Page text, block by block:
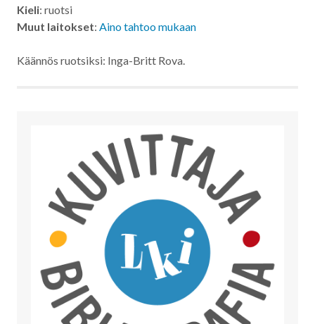
Kieli: ruotsi
Muut laitokset: Aino tahtoo mukaan
Käännös ruotsiksi: Inga-Britt Rova.